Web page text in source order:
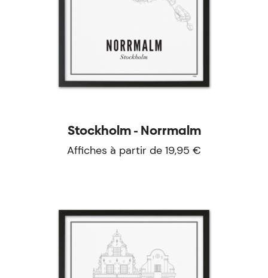
Stockholm - Norrmalm
Affiches à partir de 19,95 €